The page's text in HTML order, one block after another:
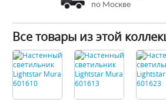
по Москве
Все товары из этой